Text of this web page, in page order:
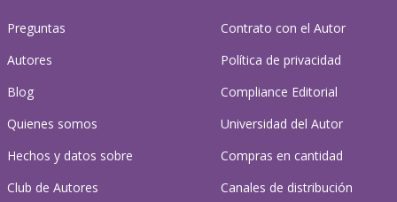
Preguntas
Autores
Blog
Quienes somos
Hechos y datos sobre
Club de Autores
Contrato con el Autor
Política de privacidad
Compliance Editorial
Universidad del Autor
Compras en cantidad
Canales de distribución